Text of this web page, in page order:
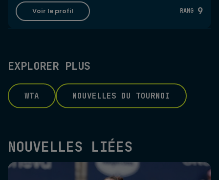
Voir le profil RANG 9
EXPLORER PLUS
WTA NOUVELLES DU TOURNOI
NOUVELLES LIÉES